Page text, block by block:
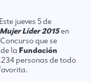
Este jueves 5 de
Mujer Líder 2015en
que se
la Fundación
personas de todo